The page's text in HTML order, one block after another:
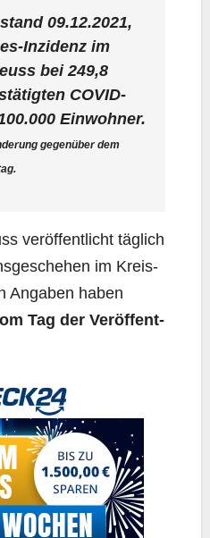
09.12.2021,
Inzi­denz im
bei249,8
COVID-
Ein­woh­ner.
gegen­über dem
ver­öf­fent­licht täg­lich
im Kreis­
Anga­ben haben
Tag der Ver­öf­fent­